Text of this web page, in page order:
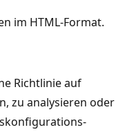
im HTML-Format.
Richtlinie auf
zu analysieren oder